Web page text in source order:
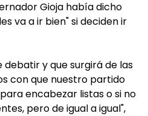
Gioja había dicho
va a ir bien" si deciden ir
debatir y que surgirá de las
con que nuestro partido
encabezar listas o si no
pero de igual a igual",